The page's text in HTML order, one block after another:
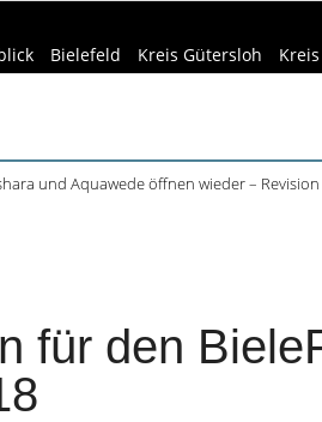
Bielefeld Kreis Gütersloh
und Aquawede öffnen wieder –
für den